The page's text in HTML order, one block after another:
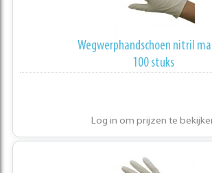
Wegwerphandschoen nitril
100 stuks
Log in om prijzen te